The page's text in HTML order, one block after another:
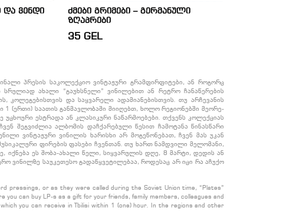
და ვენდი
ძმები გრიმები – გერმანული
ზღაპრები
35 GEL
პრესის საკოლექციო ვინტაჟური გრამფირფიტები, ან როგორც
ახალი “გაუხსნელი” ვინილებით ან რეტრო ჩანაწერების
კოლეგებისთვის და საყვარელი ადამიანებისთვის. თუ არჩევანის
(ერთი) საათის განმავლობაში მიიღებთ, ხოლო რეგიონებში მეორე-
ესტრადა ან კლასიკური ნაწარმოებები. თქვენს კოლექციას
შეგვიძლია ალბომის დაჩქარებული წესით ჩამოტანა წინასწარი
ვინტაჟური ვინილის ხარისხი არ მოგეწონებათ, ჩვენ მას უკან
ფირების ფასები ჩვენთან. თუ ხართ ნამდვილი მელომანი,
იქნება ეს შობა-ახალი წელი, სიყვარულის დღე, 8 მარტი, დედის ან
ვინილზე საუკეთესო გადაწყვეტილებაა, როდესაც არ იცი რა აჩუქო
pressings, or as they were called during the Soviet Union time, “Plates”
can buy LP-s as a gift for your friends, family members, colleagues and
you can receive in Tbilisi within 1 (one) hour. In the regions and other